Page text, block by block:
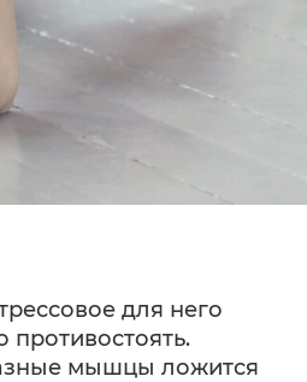
для него
противостоять.
мышцы ложится